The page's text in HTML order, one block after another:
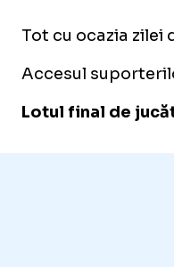
Unmute
Tot cu ocazia zilei
Accesul
Lotul final de